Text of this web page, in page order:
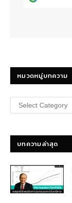
หมวดหมู่บทความ
หมวด
หมู่
บทความล่าสุด